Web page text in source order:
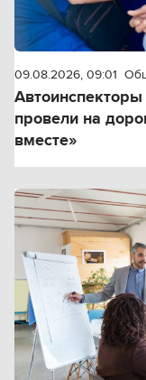
09.08.2026, 09:01
провели на
вместе»